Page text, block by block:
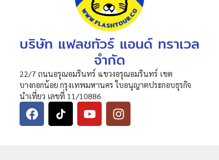
บริษัท แฟลชทัวร์ แอนด์ ทราเวล
จำกัด
22/7 ถนนอรุณอมรินทร์ แขวงอรุณอมรินทร์ เขต
บางกอกน้อย กรุงเทพมหานคร ใบอนุญาตประกอบธุรกิจ
นำเที่ยว เลขที่ 11/10886